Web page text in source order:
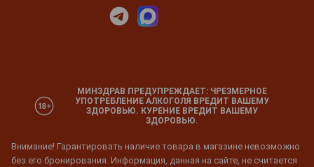
МИНЗДРАВ ПРЕДУПРЕЖДАЕТ: ЧРЕЗМЕРНОЕ
УПОТРЕБЛЕНИЕ АЛКОГОЛЯ ВРЕДИТ ВАШЕМУ
ЗДОРОВЬЮ. КУРЕНИЕ ВРЕДИТ ВАШЕМУ
ЗДОРОВЬЮ.
Внимание! Гарантировать наличие товара в магазине невозможно
без его бронирования. Информация, данная на сайте, не считается